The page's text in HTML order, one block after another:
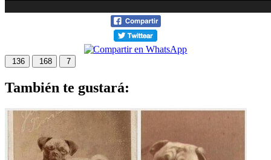
136 168 7
También te gustará: